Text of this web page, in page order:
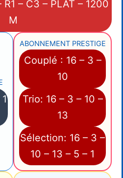
R1 – C3 – PLAT – 1200
M
ABONNEMENT PRESTIGE
Couplé : 16 – 3 –
10
Trio: 16 – 3 – 10 –
13
Sélection: 16 – 3 –
10 – 13 – 5 – 1